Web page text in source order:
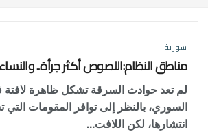
سورية
مناطق النظام:اللصوص أكثر جرأة..
لم تعد حوادث السرقة تشكل ظاهرة لافتة
السوري، بالنظر إلى توافر المقومات
انتشارها، لكن اللافت...